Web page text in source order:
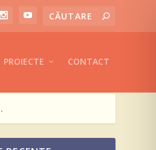
PROIECTE CONTACT